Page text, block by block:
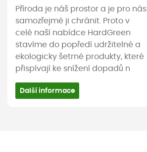
Příroda je náš prostor a je pro nás
samozřejmé ji chránit. Proto v
celé naší nabídce HardGreen
stavíme do popředí udržitelné a
ekologicky šetrné produkty, které
přispívají ke snížení dopadů n
Další informace